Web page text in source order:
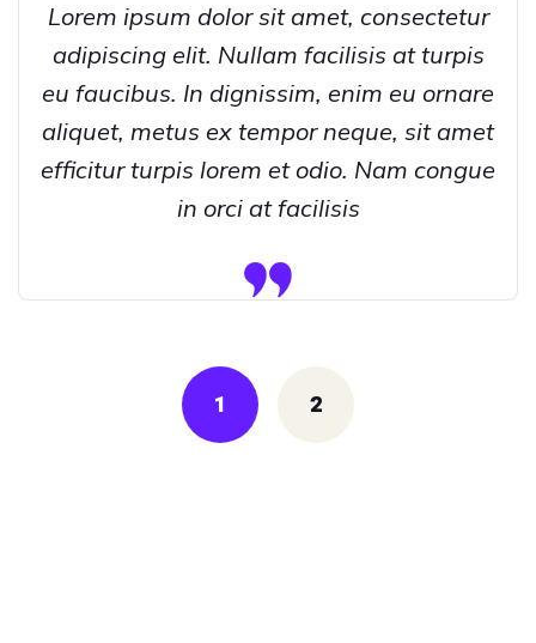
Lorem ipsum dolor sit amet, consectetur
adipiscing elit. Nullam facilisis at turpis
eu faucibus. In dignissim, enim eu ornare
aliquet, metus ex tempor neque, sit amet
efficitur turpis lorem et odio. Nam congue
in orci at facilisis
navigation
1 2